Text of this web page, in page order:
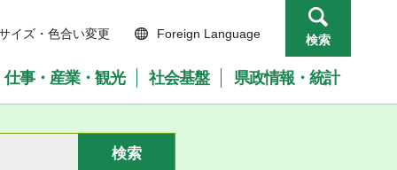
イズ・色合い変更 Foreign Language 検索
仕事・産業・観光 社会基盤 県政情報・統計